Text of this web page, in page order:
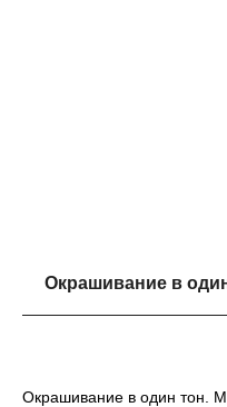
доверяем
Окрашивание в
Окрашивание в один тон.